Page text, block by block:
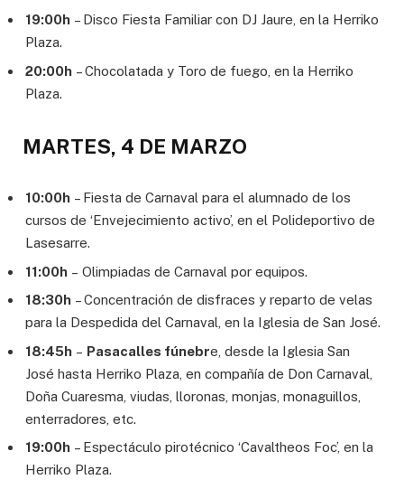
19:00h – Disco Fiesta Familiar con DJ Jaure, en la Herriko
Plaza.
20:00h – Chocolatada y Toro de fuego, en la Herriko
Plaza.
MARTES, 4 DE MARZO
10:00h – Fiesta de Carnaval para el alumnado de los
cursos de ‘Envejecimiento activo’, en el Polideportivo de
Lasesarre.
11:00h – Olimpiadas de Carnaval por equipos.
18:30h – Concentración de disfraces y reparto de velas
para la Despedida del Carnaval, en la Iglesia de San José.
18:45h – Pasacalles fúnebre, desde la Iglesia San
José hasta Herriko Plaza, en compañía de Don Carnaval,
Doña Cuaresma, viudas, lloronas, monjas, monaguillos,
enterradores, etc.
19:00h – Espectáculo pirotécnico ‘Cavaltheos Foc’, en la
Herriko Plaza.